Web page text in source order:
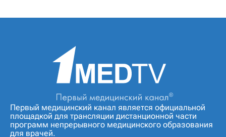
Первый медицинский канал является официальной
площадкой для трансляции дистанционной части
программ непрерывного медицинского образования
для врачей.